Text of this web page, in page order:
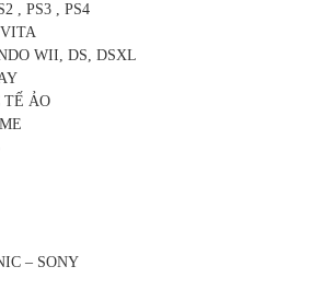
, PS3 , PS4
WII, DS, DSXL
TẾ ẢO
– SONY